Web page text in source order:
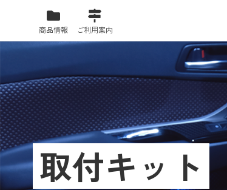
商品情報 ご利用案内
取付キット